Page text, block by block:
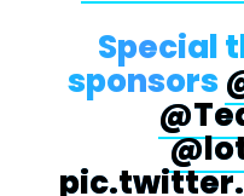
Special
sponsors